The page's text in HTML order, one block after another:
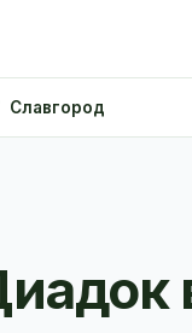
Славгород